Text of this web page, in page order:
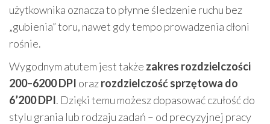
użytkownika oznacza to płynne śledzenie ruchu bez
„gubienia” toru, nawet gdy tempo prowadzenia dłoni
rośnie.
Wygodnym atutem jest także zakres rozdzielczości
200–6200 DPI orazrozdzielczość sprzętowa do
6’200 DPI. Dzięki temu możesz dopasować czułość do
stylu grania lub rodzaju zadań – od precyzyjnej pracy